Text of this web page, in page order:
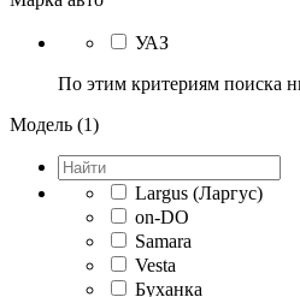
УАЗ
По этим критериям поиска
Модель (1)
Largus (Ларгус)
on-DO
Samara
Vesta
Буханка